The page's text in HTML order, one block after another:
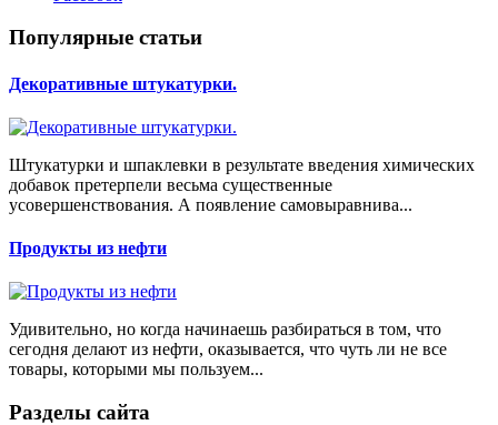
Популярные статьи
Декоративные штукатурки.
Штукатурки и шпаклевки в результате введения химических
добавок претерпели весьма существенные
усовершенствования. А появление самовыравнива...
Продукты из нефти
Удивительно, но когда начинаешь разбираться в том, что
сегодня делают из нефти, оказывается, что чуть ли не все
товары, которыми мы пользуем...
Разделы сайта